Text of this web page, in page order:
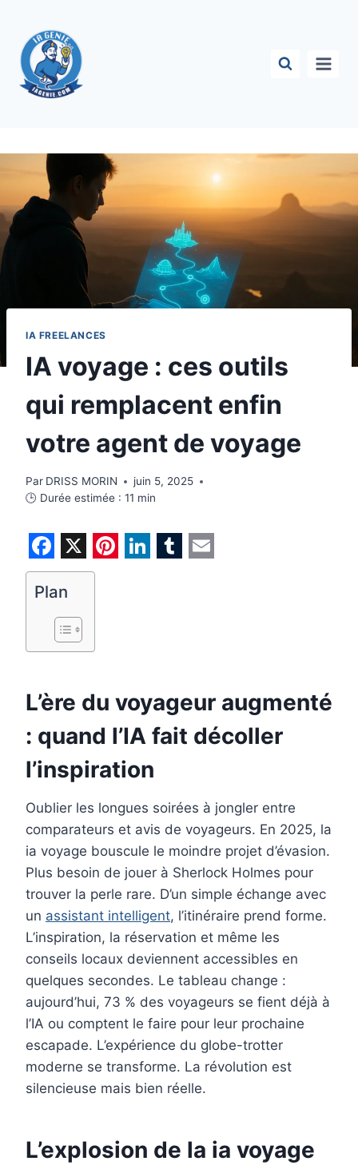
contenu
IA FREELANCES
IA voyage : ces outils
qui remplacent enfin
votre agent de voyage
Par DRISS MORIN
juin 5, 2025
🕒 Durée estimée : 11 min
F
a
e
o
o
k
X P
t
r
e
s
t
d
I
n
r
Plan
L’ère du voyageur augmenté
: quand l’IA fait décoller
l’inspiration
Oublier les longues soirées à jongler entre
comparateurs et avis de voyageurs. En 2025, la
ia voyage bouscule le moindre projet d’évasion.
Plus besoin de jouer à Sherlock Holmes pour
trouver la perle rare. D’un simple échange avec
un assistant intelligent, l’itinéraire prend forme.
L’inspiration, la réservation et même les
conseils locaux deviennent accessibles en
quelques secondes. Le tableau change :
aujourd’hui, 73 % des voyageurs se fient déjà à
l’IA ou comptent le faire pour leur prochaine
escapade. L’expérience du globe-trotter
moderne se transforme. La révolution est
silencieuse mais bien réelle.
L’explosion de la ia voyage